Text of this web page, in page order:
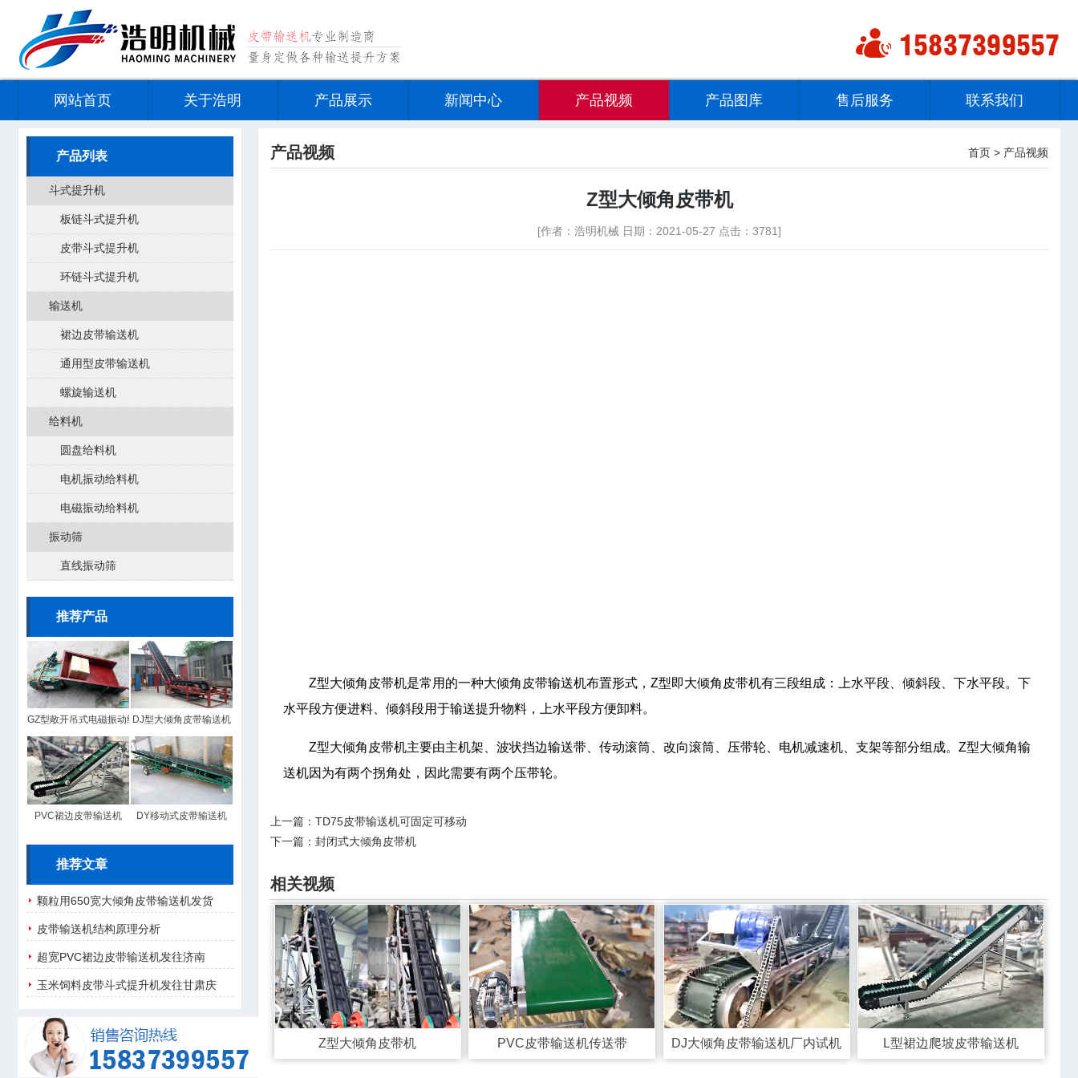
网站首页 关于浩明 产品展示 新闻中心 产品视频 产品图库 售后服务 联系我们
产品视频 首页 > 产品视频
Z型大倾角皮带机
[作者：浩明机械 日期：2021-05-27 点击：3781]
Z型大倾角皮带机是常用的一种大倾角皮带输送机布置形式，Z型即大倾角皮带机有三段组成：上水平段、倾斜段、下水平段。下
水平段方便进料、倾斜段用于输送提升物料，上水平段方便卸料。
Z型大倾角皮带机主要由主机架、波状挡边输送带、传动滚筒、改向滚筒、压带轮、电机减速机、支架等部分组成。Z型大倾角输
送机因为有两个拐角处，因此需要有两个压带轮。
上一篇： TD75皮带输送机可固定可移动
下一篇： 封闭式大倾角皮带机
相关视频
Z型大倾角皮带机 PVC皮带输送机传送带 DJ大倾角皮带输送机厂内试机 L型裙边爬坡皮带输送机
产品列表
斗式提升机
板链斗式提升机
皮带斗式提升机
环链斗式提升机
输送机
裙边皮带输送机
通用型皮带输送机
螺旋输送机
给料机
圆盘给料机
电机振动给料机
电磁振动给料机
振动筛
直线振动筛
推荐产品
GZ型敞开吊式电磁振动给料机DJ型大倾角皮带输送机
PVC裙边皮带输送机 DY移动式皮带输送机
推荐文章
颗粒用650宽大倾角皮带输送机发货
皮带输送机结构原理分析
超宽PVC裙边皮带输送机发往济南
玉米饲料皮带斗式提升机发往甘肃庆